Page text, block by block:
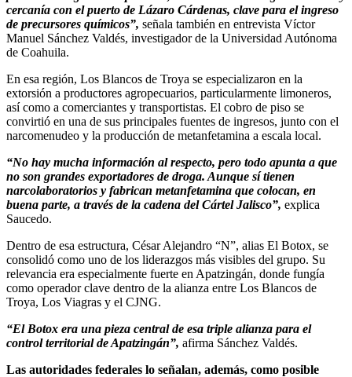
cercanía con el puerto de Lázaro Cárdenas, clave para el ingreso
de precursores químicos”, señala también en entrevista Víctor
Manuel Sánchez Valdés, investigador de la Universidad Autónoma
de Coahuila.
En esa región, Los Blancos de Troya se especializaron en la
extorsión a productores agropecuarios, particularmente limoneros,
así como a comerciantes y transportistas. El cobro de piso se
convirtió en una de sus principales fuentes de ingresos, junto con el
narcomenudeo y la producción de metanfetamina a escala local.
“No hay mucha información al respecto, pero todo apunta a que
no son grandes exportadores de droga. Aunque sí tienen
narcolaboratorios y fabrican metanfetamina que colocan, en
buena parte, a través de la cadena del Cártel Jalisco”, explica
Saucedo.
Dentro de esa estructura, César Alejandro “N”, alias El Botox, se
consolidó como uno de los liderazgos más visibles del grupo. Su
relevancia era especialmente fuerte en Apatzingán, donde fungía
como operador clave dentro de la alianza entre Los Blancos de
Troya, Los Viagras y el CJNG.
“El Botox era una pieza central de esa triple alianza para el
control territorial de Apatzingán”, afirma Sánchez Valdés.
Las autoridades federales lo señalan, además, como posible